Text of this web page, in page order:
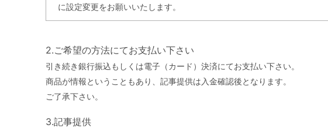
に設定変更をお願いいたします。
2.ご希望の方法にてお支払い下さい
引き続き銀行振込もしくは電子（カード）決済にてお支払い下さい。
商品が情報ということもあり、記事提供は入金確認後となります。
ご了承下さい。
3.記事提供